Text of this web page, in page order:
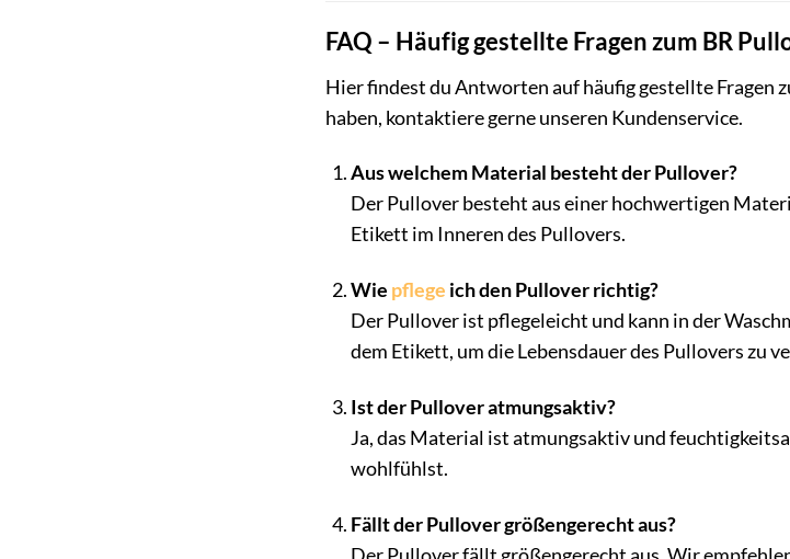
FAQ – Häufig gestellte Fragen zum BR
Hier findest du Antworten auf häufig gestellte Fragen
haben, kontaktiere gerne unseren Kundenservice.
Aus welchem Material besteht der Pullover?
Der Pullover besteht aus einer hochwertigen
Etikett im Inneren des Pullovers.
Wie pflege ich den Pullover richtig?
Der Pullover ist pflegeleicht und kann in der
dem Etikett, um die Lebensdauer des Pullovers zu
Ist der Pullover atmungsaktiv?
Ja, das Material ist atmungsaktiv und
wohlfühlst.
Fällt der Pullover größengerecht aus?